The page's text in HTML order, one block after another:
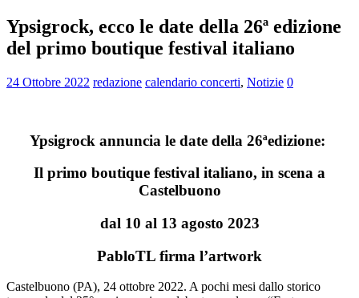
Ypsigrock, ecco le date della 26ª edizione
del primo boutique festival italiano
24 Ottobre 2022 redazione calendario concerti, Notizie 0
Ypsigrock annuncia le date della 26ªedizione:
Il primo boutique festival italiano, in scena a
Castelbuono
dal 10 al 13 agosto 2023
PabloTL firma l’artwork
Castelbuono (PA), 24 ottobre 2022. A pochi mesi dallo storico